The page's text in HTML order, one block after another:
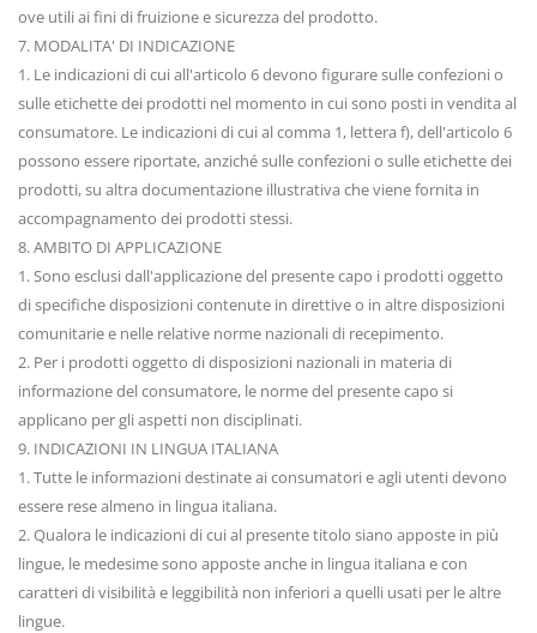
ove utili ai fini di fruizione e sicurezza del prodotto.
7. MODALITA' DI INDICAZIONE
1. Le indicazioni di cui all'articolo 6 devono figurare sulle confezioni o
sulle etichette dei prodotti nel momento in cui sono posti in vendita al
consumatore. Le indicazioni di cui al comma 1, lettera f), dell'articolo 6
possono essere riportate, anziché sulle confezioni o sulle etichette dei
prodotti, su altra documentazione illustrativa che viene fornita in
accompagnamento dei prodotti stessi.
8. AMBITO DI APPLICAZIONE
1. Sono esclusi dall'applicazione del presente capo i prodotti oggetto
di specifiche disposizioni contenute in direttive o in altre disposizioni
comunitarie e nelle relative norme nazionali di recepimento.
2. Per i prodotti oggetto di disposizioni nazionali in materia di
informazione del consumatore, le norme del presente capo si
applicano per gli aspetti non disciplinati.
9. INDICAZIONI IN LINGUA ITALIANA
1. Tutte le informazioni destinate ai consumatori e agli utenti devono
essere rese almeno in lingua italiana.
2. Qualora le indicazioni di cui al presente titolo siano apposte in più
lingue, le medesime sono apposte anche in lingua italiana e con
caratteri di visibilità e leggibilità non inferiori a quelli usati per le altre
lingue.